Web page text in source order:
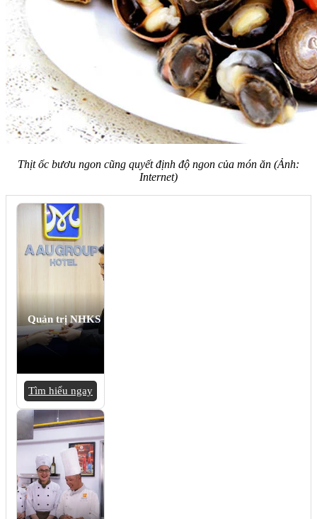
Thịt ốc bươu ngon cũng quyết định độ ngon của món ăn (Ảnh:
Internet)
Quản trị NHKS
Tìm hiểu ngay